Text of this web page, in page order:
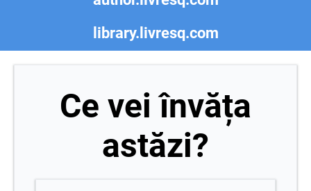
library.livresq.com
Ce vei învăța
astăzi?